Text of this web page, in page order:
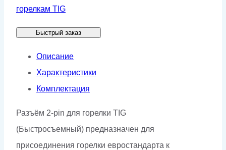
2
для
горелки
КЕДР
TIG
горелкам TIG
Быстрый заказ
Описание
Характеристики
Комплектация
Разъём 2-pin для горелки TIG
(Быстросъемный) предназначен для
присоединения горелки евростандарта к